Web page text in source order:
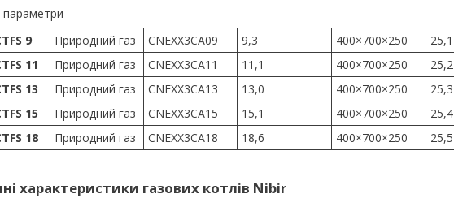
параметри
9
Природний газ CNEXX3CA09 9,3 400×700×250
25,1
11
Природний газ CNEXX3CA11 11,1 400×700×250
25,2
13
Природний газ CNEXX3CA13 13,0 400×700×250
25,3
15
Природний газ CNEXX3CA15 15,1 400×700×250
25,4
18
Природний газ CNEXX3CA18 18,6 400×700×250 25,5
характеристики газових котлів Nibir